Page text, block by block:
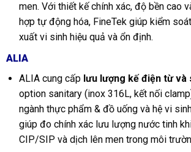
men. Với thiết kế chính xác, độ bền cao
hợp tự động hóa, FineTek giúp kiểm
xuất vi sinh hiệu quả và ổn định.
ALIA
ALIA cung cấp lưu lượng kế điện từ và
option sanitary (inox 316L, kết nối
ngành thực phẩm & đồ uống và hệ vi
giúp đo chính xác lưu lượng nước tinh
CIP/SIP và dịch lên men trong môi